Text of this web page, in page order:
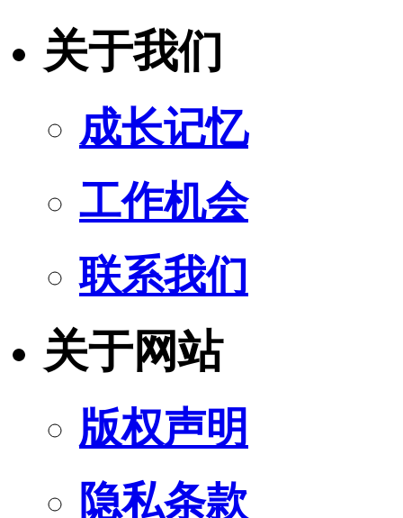
关于我们
成长记忆
工作机会
联系我们
关于网站
版权声明
隐私条款